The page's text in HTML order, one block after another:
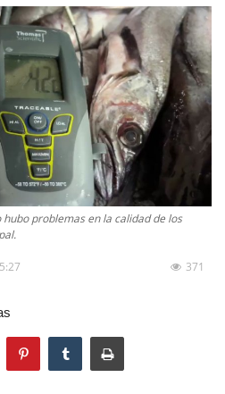
problemas en la calidad de los
371